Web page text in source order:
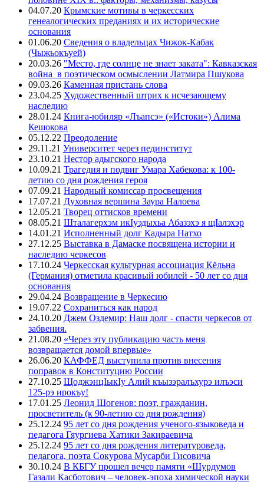
04.07.20 Крымские мотивы в черкесских
генеалогических преданиях и их исторические
основания
01.06.20 Сведения о владельцах Чижок-Кабак
(Чыжьокъуей)
20.03.26 "Место, где солнце не знает заката": Кавказская
война в поэтическом осмыслении Латмира Пшукова
09.03.26 Каменная пристань слова
23.04.25 Художественный штрих к исчезающему
наследию
28.01.24 Книга-юбиляр «Лъапсэ» («Истоки») Алима
Кешокова
05.12.22 Преодоление
29.11.21 Университет через пединститут
23.10.21 Нестор адыгского народа
10.09.21 Трагедия и подвиг Умара Хабекова: к 100-
летию со дня рождения героя
07.09.21 Народный комиссар просвещения
17.07.21 Духовная вершина Заура Налоева
12.05.21 Творец оттисков времени
08.05.21 Шталагерхэм икIуэдыхьа Абазэхэ я щIалэхэр
14.01.21 Исполненный долг Кадыра Натхо
27.12.25 Выставка в Дамаске посвящена истории и
наследию черкесов
17.10.24 Черкесская культурная ассоциация Кёльна
(Германия) отметила красивый юбилей - 50 лет со дня
основания
29.04.24 Возвращение в Черкесию
19.07.22 Сохраниться как народ
24.10.20 Джем Оздемир: Наш долг - спасти черкесов от
забвения.
21.08.20 «Через эту публикацию часть меня
возвращается домой впервые»
26.06.20 КАФФЕД выступила против внесения
поправок в Конституцию России
27.10.25 ЩоджэнцIыкIу Алий къызэралъхурэ илъэси
125-рэ ирокъу!
17.01.25 Леонид Шогенов: поэт, гражданин,
просветитель (к 90-летию со дня рождения)
25.12.24 95 лет со дня рождения ученого-языковеда и
педагога Гяургиева Хатики Закираевича
25.12.24 95 лет со дня рождения литературоведа,
педагога, поэта Сокурова Мусарби Гисовича
30.10.24 В КБГУ прошел вечер памяти «Шурдумов
Газали Касботович – человек-эпоха химической науки